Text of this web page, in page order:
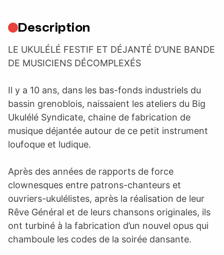
Description
LE UKULÉLÉ FESTIF ET DÉJANTÉ D’UNE BANDE
DE MUSICIENS DÉCOMPLEXÉS
Il y a 10 ans, dans les bas-fonds industriels du
bassin grenoblois, naissaient les ateliers du Big
Ukulélé Syndicate, chaine de fabrication de
musique déjantée autour de ce petit instrument
loufoque et ludique.
Après des années de rapports de force
clownesques entre patrons-chanteurs et
ouvriers-ukulélistes, après la réalisation de leur
Rêve Général et de leurs chansons originales, ils
ont turbiné à la fabrication d’un nouvel opus qui
chamboule les codes de la soirée dansante.